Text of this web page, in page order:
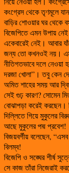
কংগ্রেস থেকে তৃণমূলে
বাড়ির শোওয়ার ঘর থেকে
বিজেপিতে এমন উপায়
একেবারেই নেই। আবার
জন্য তো কখনওই নয়।
নীতিগতভাবে দলে নেওয়া
দরজা খোলা”। তবু কেন
অমিত শাহের সময় আর
সেই গুঢ় কারণ? সোমেন
বোঝাপড়া করেই করছেন।
দিল্লিতে গিয়ে মুকুলের
আছে মুকুলের পদ্ম প্রবেশ!
বিজয়বর্গীয় বলেছেন,
বিলম্ব!
বিজেপি ও সঙ্ঘের শীর্ষ
সে কাজ তাঁরা নিজেরাই